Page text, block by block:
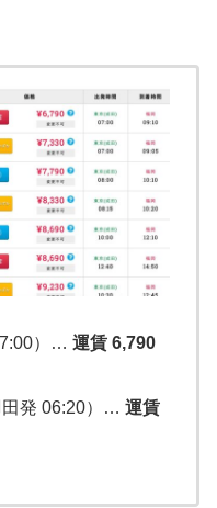
）…運賃 6,790
田発 06:20）…運賃